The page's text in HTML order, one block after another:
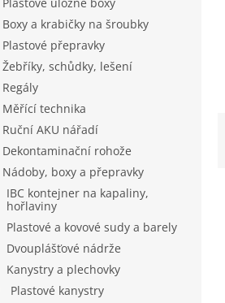
Boxy a krabičky na šroubky
Plastové přepravky
Žebříky, schůdky, lešení
Regály
Měřící technika
Ruční AKU nářadí
Dekontaminační rohože
Nádoby, boxy a přepravky
IBC kontejner na kapaliny,
hořlaviny
Plastové a kovové sudy a barely
Dvouplášťové nádrže
Kanystry a plechovky
Plastové kanystry